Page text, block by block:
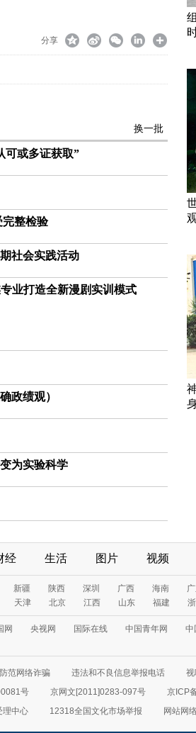
分享
换一批
可或多证获取”
整检验
社会实践活动
业打造全新漫剧实训模式
政绩观）
为实验科学
经 生活 图片 视频
新疆 陕西 深圳 广西 海南
天津 北京 江西 山东 福建
网 央视网 国际在线 中国青年网 中
防范网络诈骗 违法和不良信息举报电话
号
京网文[2011]0283-097号
京ICP
理中心
12318全国文化市场举报 网站网